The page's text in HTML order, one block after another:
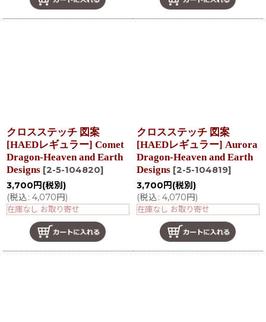
クロスステッチ 図案
[HAEDレギュラー] Comet
Dragon-Heaven and Earth
Designs [2-5-104820]
3,700 円 (税別)
(税込: 4,070円)
在庫なし お取り寄せ
クロスステッチ 図案
[HAEDレギュラー] Aurora
Dragon-Heaven and Earth
Designs [2-5-104819]
3,700 円 (税別)
(税込: 4,070円)
在庫なし お取り寄せ